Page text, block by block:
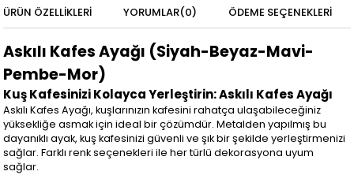
ÜRÜN ÖZELLIKLERI YORUMLAR(0) ÖDEME SEÇENEKLERI
Askılı Kafes Ayağı (Siyah-Beyaz-Mavi-
Pembe-Mor)
Kuş Kafesinizi Kolayca Yerleştirin: Askılı Kafes Ayağı
Askılı Kafes Ayağı, kuşlarınızın kafesini rahatça ulaşabileceğiniz
yüksekliğe asmak için ideal bir çözümdür. Metalden yapılmış bu
dayanıklı ayak, kuş kafesinizi güvenli ve şık bir şekilde yerleştirmenizi
sağlar. Farklı renk seçenekleri ile her türlü dekorasyona uyum
sağlar.